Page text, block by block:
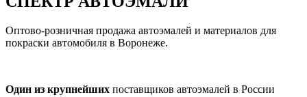
Оптово-розничная продажа автоэмалей и материалов для
покраски автомобиля в Воронеже.
Один из крупнейших поставщиков автоэмалей в России